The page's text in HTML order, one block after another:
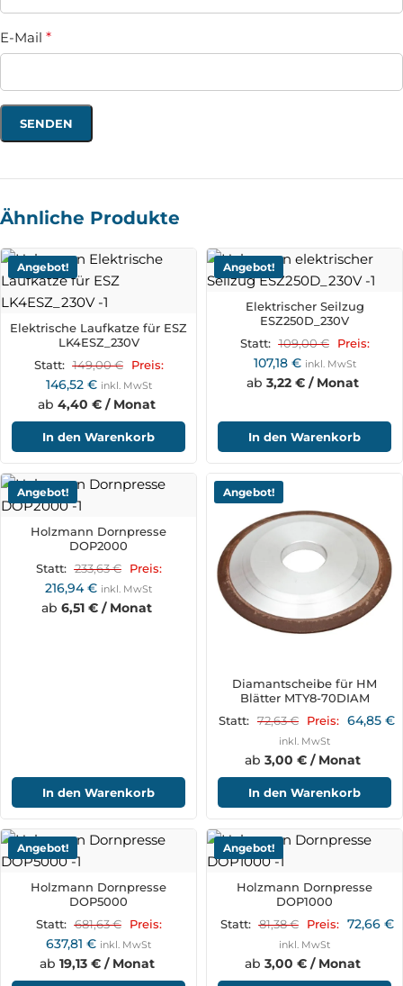
E-Mail *
Ähnliche Produkte
Angebot!
Elektrische Laufkatze für ESZ
LK4ESZ_230V
Statt: 149,00€ Preis:
146,52 € inkl. MwSt
ab 4,40 € / Monat
In den Warenkorb
Angebot!
Elektrischer Seilzug
ESZ250D_230V
Statt: 109,00€ Preis:
107,18 € inkl. MwSt
ab 3,22 € / Monat
In den Warenkorb
Angebot!
Holzmann Dornpresse
DOP2000
Statt: 233,63€ Preis:
216,94€ inkl. MwSt
ab 6,51 € / Monat
In den Warenkorb
Angebot!
Diamantscheibe für HM
Blätter MTY8-70DIAM
Statt: 72,63€ Preis: 64,85 €
inkl. MwSt
ab 3,00 € / Monat
In den Warenkorb
Angebot!
Holzmann Dornpresse
DOP5000
Statt: 681,63€ Preis:
637,81 € inkl. MwSt
ab 19,13 € / Monat
Angebot!
Holzmann Dornpresse
DOP1000
Statt: 81,38€ Preis: 72,66 €
inkl. MwSt
ab 3,00 € / Monat